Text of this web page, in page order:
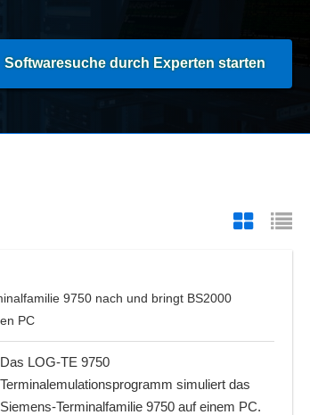
Softwaresuche durch Experten starten
9750 nach und bringt BS2000
PC
Das LOG-TE 9750
Terminalemulationsprogramm simuliert das
Siemens-Terminalfamilie 9750 auf einem PC.